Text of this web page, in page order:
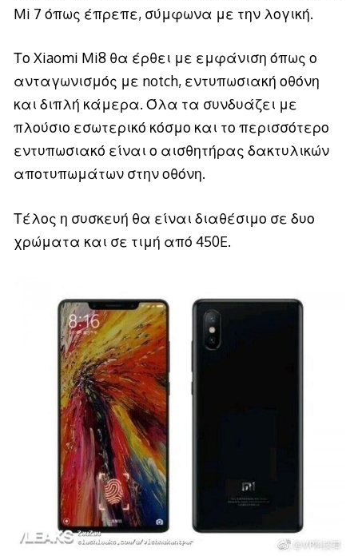
Mi 7 όπως έπρεπε, σύμφωνα με την λογική.
Το Xiaomi Mi8 θα έρθει με εμφάνιση όπως ο
ανταγωνισμός με notch, εντυπωσιακή οθόνη
και διπλή κάμερα. Όλα τα συνδυάζει με
πλούσιο εσωτερικό κόσμο και το περισσότερο
εντυπωσιακό είναι ο αισθητήρας δακτυλικών
αποτυπωμάτων στην οθόνη.
Τέλος η συσκευή θα είναι διαθέσιμο σε δυο
χρώματα και σε τιμή από 450E.